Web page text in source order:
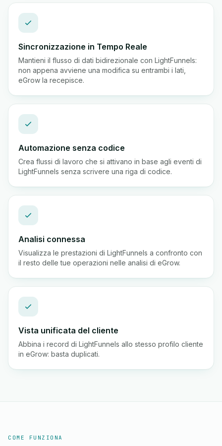
Sincronizzazione in Tempo Reale
Mantieni il flusso di dati bidirezionale con LightFunnels:
non appena avviene una modifica su entrambi i lati,
eGrow la recepisce.
Automazione senza codice
Crea flussi di lavoro che si attivano in base agli eventi di
LightFunnels senza scrivere una riga di codice.
Analisi connessa
Visualizza le prestazioni di LightFunnels a confronto con
il resto delle tue operazioni nelle analisi di eGrow.
Vista unificata del cliente
Abbina i record di LightFunnels allo stesso profilo cliente
in eGrow: basta duplicati.
COME FUNZIONA